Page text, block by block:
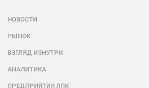
НОВОСТИ
РЫНОК
ВЗГЛЯД ИЗНУТРИ
АНАЛИТИКА
ПРЕДПРИЯТИЯ ЛПК